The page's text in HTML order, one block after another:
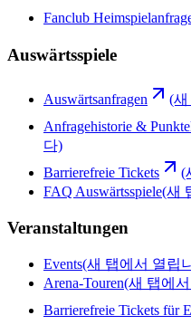
Fanclub
Auswärtsspiele
Auswärtsanfragen
(
Anfragehistorie &
다)
Barrierefreie Tickets
(
FAQ Auswärtsspiele(새
Veranstaltungen
Events(새 탭에서 열립
Arena-Touren(새 탭에
Barrierefreie Tickets für